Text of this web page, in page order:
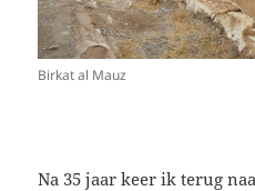
Birkat al Mauz
Na 35 jaar keer ik terug